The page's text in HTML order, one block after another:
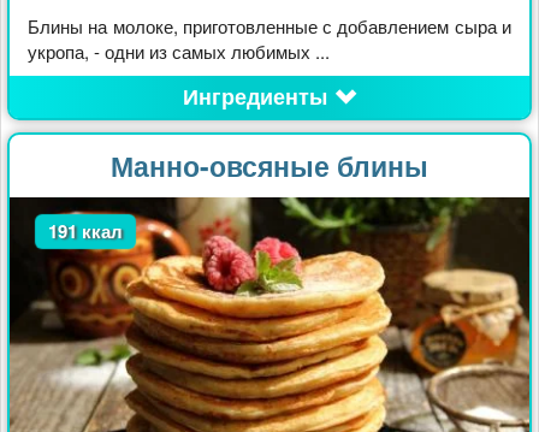
Блины на молоке, приготовленные с добавлением сыра и
укропа, - одни из самых любимых ...
Ингредиенты
Манно-овсяные блины
191 ккал